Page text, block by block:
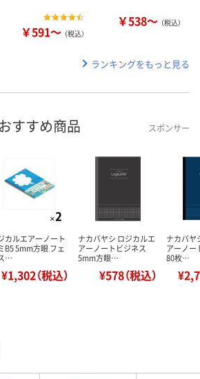
￥591～ （税込）
￥538～ （税込）
ランキングをもっと見る
すすめ商品 スポンサー
カルエアーノート
B5 5mm方眼 フェ
…
¥1,302（税込）
ナカバヤシ ロジカルエ
アーノートビジネス
5mm方眼…
¥578（税込）
ナカバヤ
アーノー
80枚…